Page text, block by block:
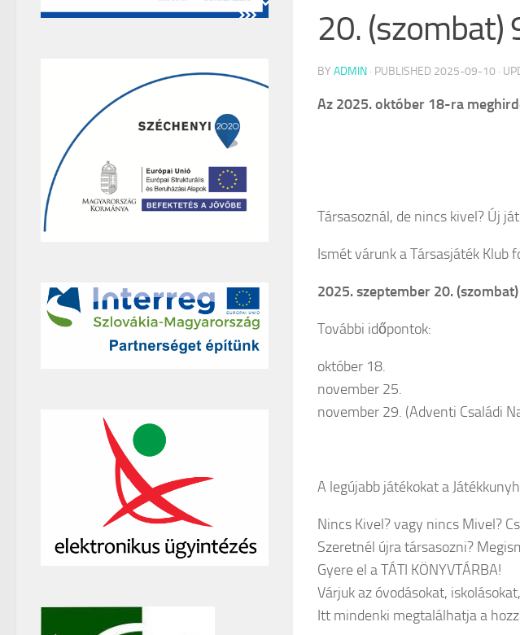
20. (szombat)
BY ADMIN · PUBLISHED 2025-09-10 ·
Az 2025. október 18-ra
Társasoznál, de nincs kivel? Új
Ismét várunk a Társasjáték Klub
2025. szeptember 20.
További időpontok:
október 18.
november 25.
november 29. (Adventi Családi
A legújabb játékokat a
Nincs Kivel? vagy nincs Mivel?
Szeretnél újra társasozni?
Gyere el a TÁTI KÖNYVTÁRBA!
Várjuk az óvodásokat,
Itt mindenki megtalálhatja a